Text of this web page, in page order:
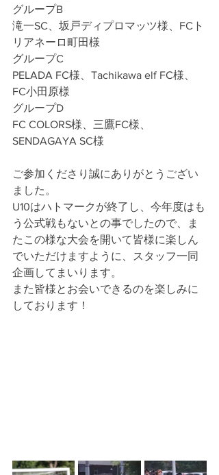
グループB
滝一SC、坂戸ディプロマッツ様、FCト
リアネーロ町田様
グループC
PELADA FC様、Tachikawa elf FC様、
FC小田原様
グループD
FC COLORS様、三鷹FC様、
SENDAGAYA SC様
ご参加くださり誠にありがとうござい
ました。
U10はハトマークが終了し、今年度はも
う公式戦もないとの事でしたので、ま
たこの様な大会を開いて皆様に楽しん
でいただけますように、スタッフ一同
企画してまいります。
また皆様とお会いできるのを楽しみに
しております！